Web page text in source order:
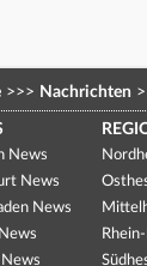
>>> Nachrichten
News
News
News
News